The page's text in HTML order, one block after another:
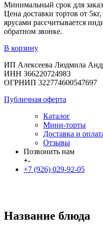
Минимальный срок для
Цена доставки тортов от
ярусами рассчитывается
обратном звонке.
В корзину
ИП Алексеева Людмила
ИНН 366220724983
ОГРНИП 322774600547697
Публичная оферта
Каталог
Мини-торты
Доставка и
Отзывы
Позвонить нам
+-
+7 (926) 029-92-05
Название блюда